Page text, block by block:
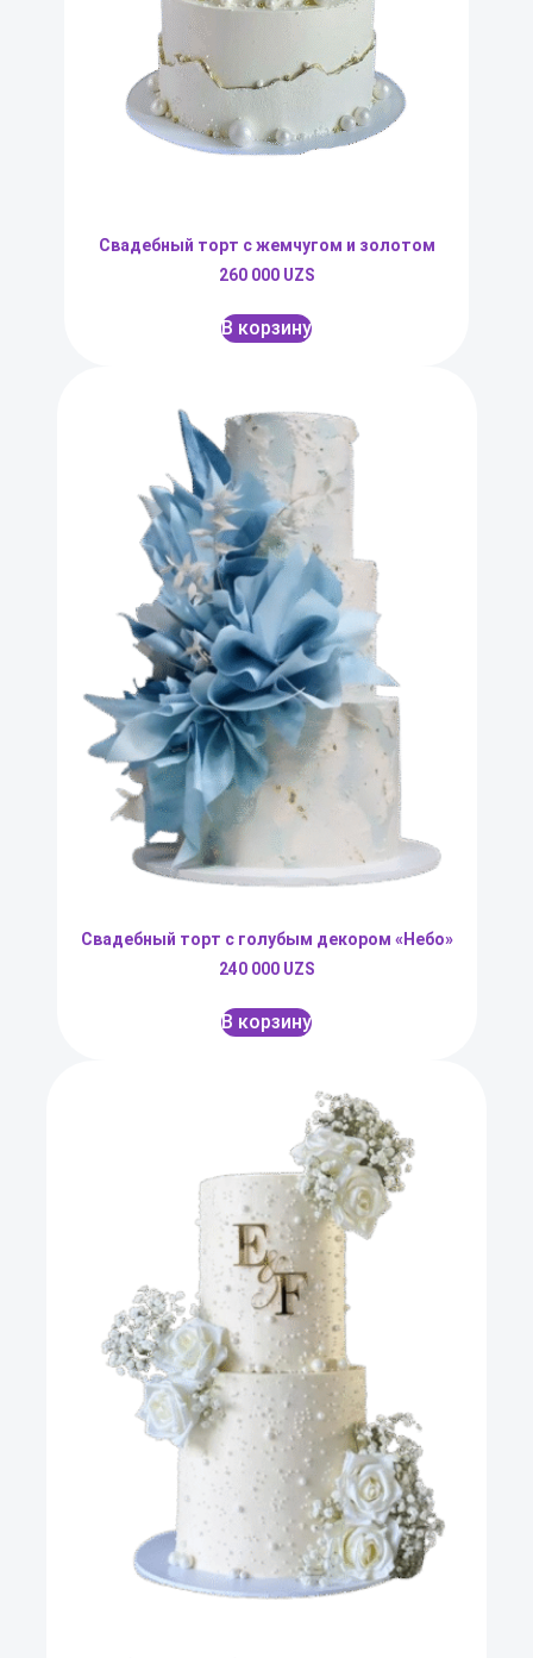
Свадебный торт с жемчугом и золотом
260 000 UZS
В корзину
Свадебный торт с голубым декором «Небо»
240 000 UZS
В корзину